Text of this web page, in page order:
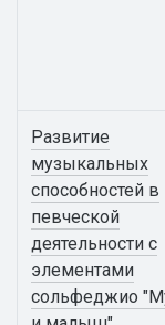
Развитие
музыкальных
способностей в
певческой
деятельности с
элементами
сольфеджио